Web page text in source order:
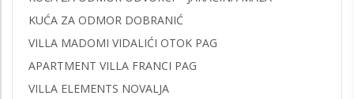
KUĆA ZA ODMOR DOBRANIĆ
VILLA MADOMI VIDALIĆI OTOK PAG
APARTMENT VILLA FRANCI PAG
VILLA ELEMENTS NOVALJA